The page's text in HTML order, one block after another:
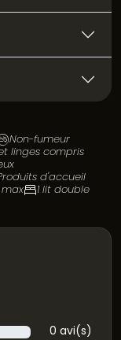
Non-fumeur
linges compris
d'accueil
max
1 lit double
0 avi(s)